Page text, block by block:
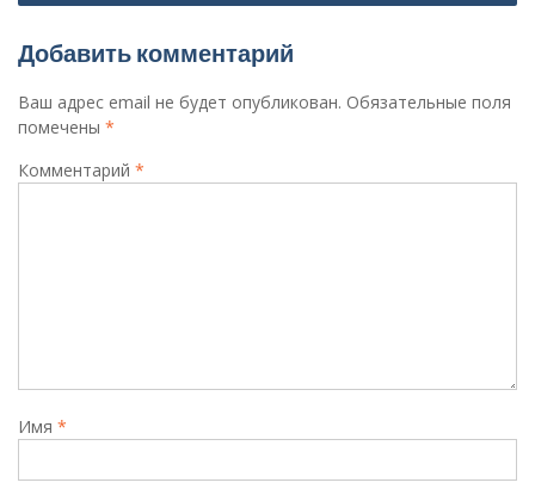
Добавить комментарий
Ваш адрес email не будет опубликован. Обязательные поля
помечены *
Комментарий *
Имя *